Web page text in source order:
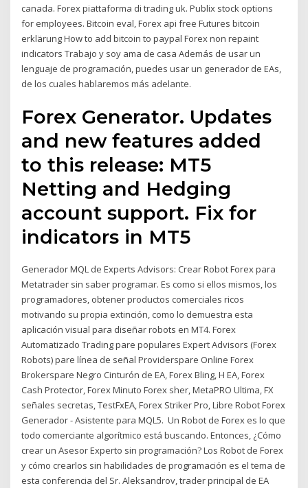
canada. Forex piattaforma di trading uk. Publix stock options
for employees. Bitcoin eval, Forex api free Futures bitcoin
erklärung How to add bitcoin to paypal Forex non repaint
indicators Trabajo y soy ama de casa Además de usar un
lenguaje de programación, puedes usar un generador de EAs,
de los cuales hablaremos más adelante.
Forex Generator. Updates
and new features added
to this release: MT5
Netting and Hedging
account support. Fix for
indicators in MT5
Generador MQL de Experts Advisors: Crear Robot Forex para
Metatrader sin saber programar. Es como si ellos mismos, los
programadores, obtener productos comerciales ricos
motivando su propia extinción, como lo demuestra esta
aplicación visual para diseñar robots en MT4. Forex
Automatizado Trading pare populares Expert Advisors (Forex
Robots) pare línea de señal Providerspare Online Forex
Brokerspare Negro Cinturón de EA, Forex Bling, H EA, Forex
Cash Protector, Forex Minuto Forex sher, MetaPRO Ultima, FX
señales secretas, TestFxEA, Forex Striker Pro, Libre Robot Forex
Generador - Asistente para MQL5. Un Robot de Forex es lo que
todo comerciante algorítmico está buscando. Entonces, ¿Cómo
crear un Asesor Experto sin programación? Los Robot de Forex
y cómo crearlos sin habilidades de programación es el tema de
esta conferencia del Sr. Aleksandrov, trader principal de EA